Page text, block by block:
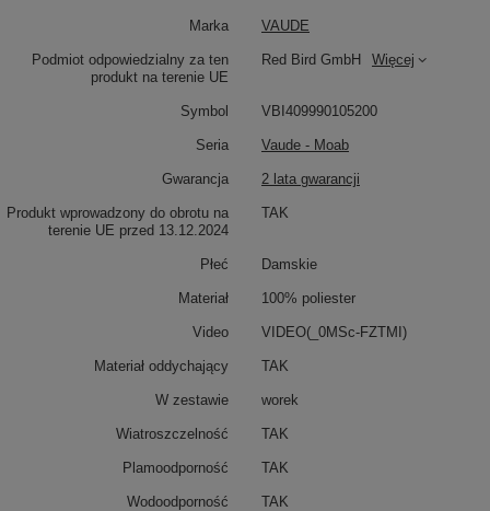
Marka VAUDE
Podmiot odpowiedzialny za ten
produkt na terenie UE
Red Bird GmbH Więcej
Symbol VBI409990105200
Seria Vaude - Moab
Gwarancja 2 lata gwarancji
Produkt wprowadzony do obrotu na
terenie UE przed 13.12.2024
TAK
Płeć Damskie
Materiał 100% poliester
Video VIDEO(_0MSc-FZTMI)
Materiał oddychający TAK
W zestawie worek
Wiatroszczelność TAK
Plamoodporność TAK
Wodoodporność TAK